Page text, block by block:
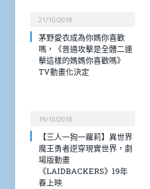
21/10/2018
茅野愛衣成為你媽你喜歡
嗎，《普通攻擊是全體二連
擊這樣的媽媽你喜歡嗎》
TV動畫化決定
19/10/2018
【三人一狗一蘿莉】異世界
魔王勇者逆穿現實世界，劇
場版動畫
《LAIDBACKERS》19年
春上映